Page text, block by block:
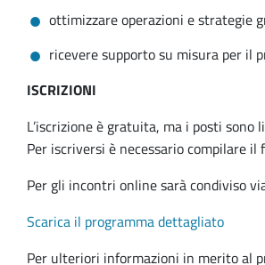
ottimizzare operazioni e strategie
ricevere supporto su misura per il
ISCRIZIONI
L’iscrizione è gratuita, ma i posti
Per iscriversi è necessario compilare
Per gli incontri online sarà condiviso
Scarica il programma dettagliato
Per ulteriori informazioni in merito al